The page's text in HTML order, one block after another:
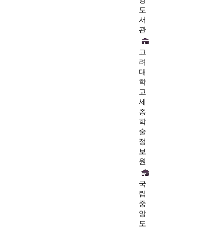
도
서
관
고
려
대
학
교
세
종
학
술
정
보
원
국
립
중
앙
도